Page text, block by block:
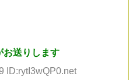
お送りします
ID:rytI3wQP0.net